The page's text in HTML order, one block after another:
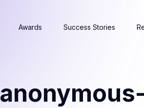
Awards Success Stories